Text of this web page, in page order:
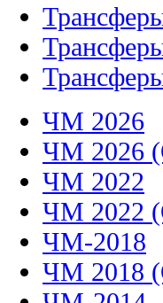
ЧМ 2026
ЧМ 2026
ЧМ 2022
ЧМ 2022
ЧМ-2018
ЧМ 2018